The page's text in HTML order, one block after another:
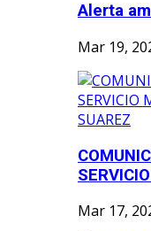
Alerta
Mar 19,
Mar 17,